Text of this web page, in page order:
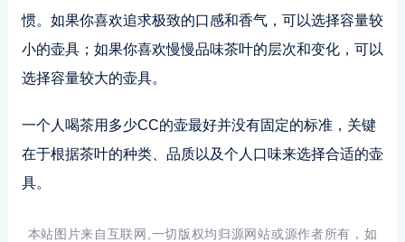
惯。如果你喜欢追求极致的口感和香气，可以选择容量较
小的壶具；如果你喜欢慢慢品味茶叶的层次和变化，可以
选择容量较大的壶具。
一个人喝茶用多少CC的壶最好并没有固定的标准，关键
在于根据茶叶的种类、品质以及个人口味来选择合适的壶
具。
本站图片来自互联网,一切版权均归源网站或源作者所有，如